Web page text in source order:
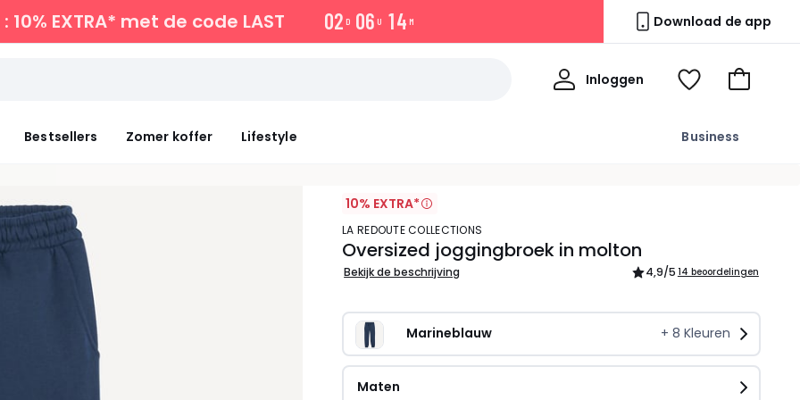
10% EXTRA* met de code LAST 02 D 06 U 14 M Download de app
Bestsellers Zomer koffer Lifestyle Business
Inloggen
Mijn
Kijk
Naar
10% EXTRA*
LA REDOUTE COLLECTIONS
Oversized joggingbroek in molton
Bekijk de beschrijving 4,9/5 14 beoordelingen
Marineblauw + 8 Kleuren
Maten